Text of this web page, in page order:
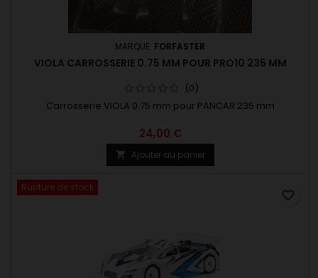
MARQUE: FORFASTER
VIOLA CARROSSERIE 0.75 MM POUR PRO10 235 MM
(0)
Carrosserie VIOLA 0.75 mm pour PANCAR 235 mm
24,00 €
 Ajouter au panier
Rupture de stock
favorite_border